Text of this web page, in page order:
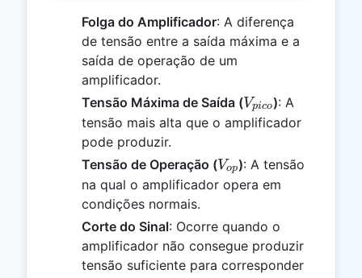
Folga do Amplificador: A diferença
de tensão entre a saída máxima e a
saída de operação de um
amplificador.
Tensão Máxima de Saída (V_{pico}
Vpico): A
tensão mais alta que o amplificador
pode produzir.
Tensão de Operação (V_{op}
Vop): A tensão
na qual o amplificador opera em
condições normais.
Corte do Sinal: Ocorre quando o
amplificador não consegue produzir
tensão suficiente para corresponder